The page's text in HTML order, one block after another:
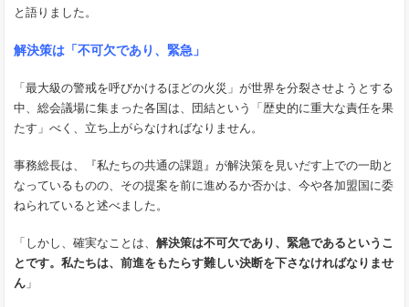
と語りました。
解決策は「不可欠であり、緊急」
「最大級の警戒を呼びかけるほどの火災」が世界を分裂させようとする
中、総会議場に集まった各国は、団結という「歴史的に重大な責任を果
たす」べく、立ち上がらなければなりません。
事務総長は、『私たちの共通の課題』が解決策を見いだす上での一助と
なっているものの、その提案を前に進めるか否かは、今や各加盟国に委
ねられていると述べました。
「しかし、確実なことは、 解決策は不可欠であり、緊急であるというこ
とです。私たちは、前進をもたらす難しい決断を下さなければなりませ
ん 」